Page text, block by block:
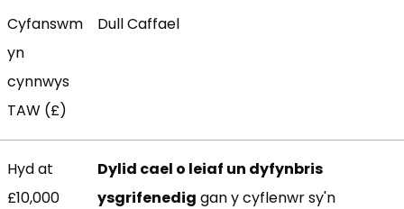
Cyfanswm
yn
cynnwys
TAW (£)
Dull Caffael
Hyd at
£10,000
Dylid cael o leiaf un dyfynbris
ysgrifenedig gan y cyflenwr sy'n